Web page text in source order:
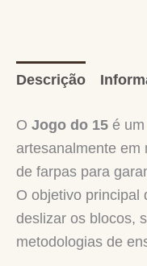
Descrição
O Jogo do 15 é
artesanalmente em
de farpas para
O objetivo principal
deslizar os blocos,
metodologias de